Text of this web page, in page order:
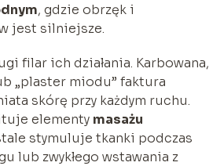
, gdzie obrzęk i
jest silniejsze.
filar ich działania. Karbowana,
„plaster miodu” faktura
skórę przy każdym ruchu.
elementy masażu
stymuluje tkanki podczas
lub zwykłego wstawania z